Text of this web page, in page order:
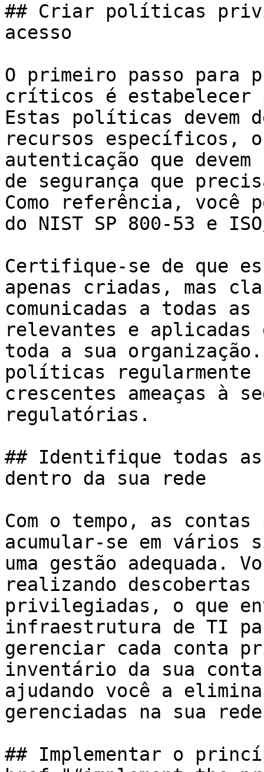
## Criar políticas
acesso
O primeiro passo para
críticos é estabelecer
Estas políticas devem
recursos específicos,
autenticação que
de segurança que
Como referência, você
do NIST SP 800-53 e
Certifique-se de que
apenas criadas, mas
comunicadas a todas
relevantes e aplicadas
toda a sua
políticas
crescentes ameaças à
regulatórias.
## Identifique todas
dentro da sua rede
Com o tempo, as
acumular-se em vários
uma gestão adequada.
realizando
privilegiadas, o que
infraestrutura de TI
gerenciar cada conta
inventário da sua
ajudando você a
gerenciadas na sua
## Implementar o